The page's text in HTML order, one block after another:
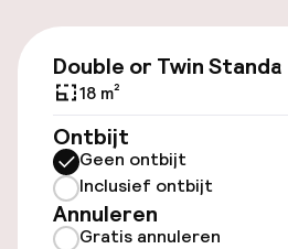
Toegankelijkheid
Overal
Lift
Double or Twin
18 m²
Ontbijt
Geen ontbijt
Inclusief ontbijt
Annuleren
Gratis annuleren